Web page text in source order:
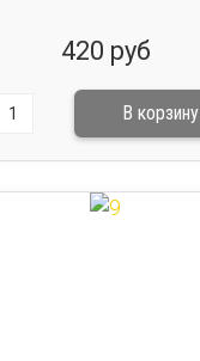
420 руб